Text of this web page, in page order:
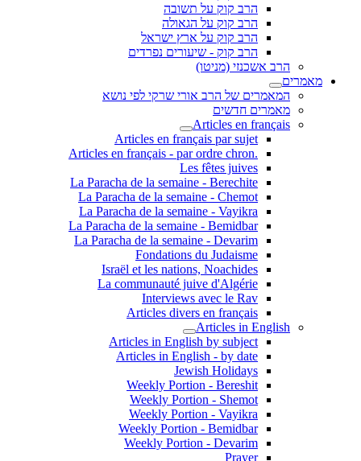
הרב קוק על תשובה
הרב קוק על הגאולה
הרב קוק על ארץ ישראל
הרב קוק - שיעורים נפרדים
הרב אשכנזי (מניטו)
מאמרים
המאמרים של הרב אורי שרקי לפי נושא
מאמרים חדשים
Articles en français
Articles en français par sujet
.Articles en français - par ordre chron
Les fêtes juives
La Paracha de la semaine - Berechite
La Paracha de la semaine - Chemot
La Paracha de la semaine - Vayikra
La Paracha de la semaine - Bemidbar
La Paracha de la semaine - Devarim
Fondations du Judaisme
Israël et les nations, Noachides
La communauté juive d'Algérie
Interviews avec le Rav
Articles divers en français
Articles in English
Articles in English by subject
Articles in English - by date
Jewish Holidays
Weekly Portion - Bereshit
Weekly Portion - Shemot
Weekly Portion - Vayikra
Weekly Portion - Bemidbar
Weekly Portion - Devarim
Prayer